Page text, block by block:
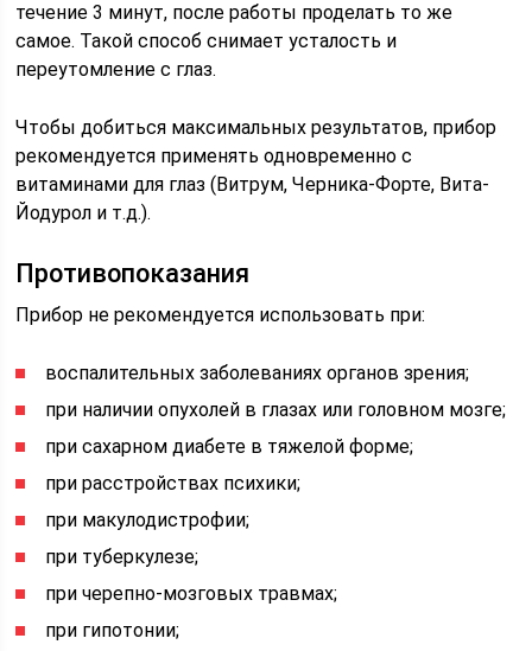
течение 3 минут, после работы проделать то же
самое. Такой способ снимает усталость и
переутомление с глаз.
Чтобы добиться максимальных результатов, прибор
рекомендуется применять одновременно с
витаминами для глаз (Витрум, Черника-Форте, Вита-
Йодурол и т.д.).
Противопоказания
Прибор не рекомендуется использовать при:
воспалительных заболеваниях органов зрения;
при наличии опухолей в глазах или головном мозге;
при сахарном диабете в тяжелой форме;
при расстройствах психики;
при макулодистрофии;
при туберкулезе;
при черепно-мозговых травмах;
при гипотонии;